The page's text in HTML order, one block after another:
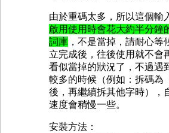
由於重碼太多，所以這個輸
啟用使用時會花大約半分鐘
詞庫 ，不是當掉，請耐心等
立完成後，往後使用就不會
看似當掉的狀況了，不過遇
較多的時候（例如：拆碼為
後，再繼續拆其他字時），
速度會稍慢一些。
安裝方法：